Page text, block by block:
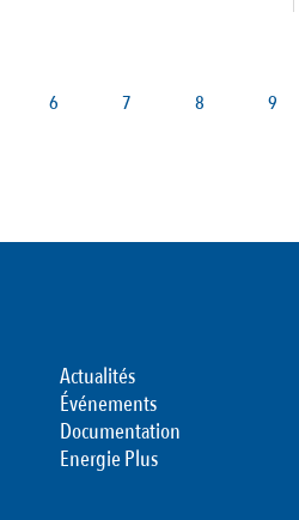
Page
6 Page
7 Page
8 Page
9
Actualités
Événements
Documentation
Energie Plus